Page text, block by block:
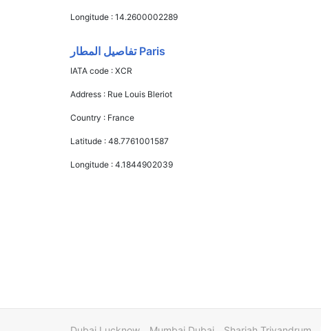
Longitude :14.2600002289
Paris تفاصيل المطار
IATA code :XCR
Address : Rue Louis Bleriot
Country : France
Latitude :48.7761001587
Longitude :4.1844902039